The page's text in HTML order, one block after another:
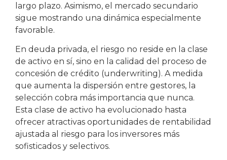
largo plazo. Asimismo, el mercado secundario
sigue mostrando una dinámica especialmente
favorable.
En deuda privada, el riesgo no reside en la clase
de activo en sí, sino en la calidad del proceso de
concesión de crédito (underwriting). A medida
que aumenta la dispersión entre gestores, la
selección cobra más importancia que nunca.
Esta clase de activo ha evolucionado hasta
ofrecer atractivas oportunidades de rentabilidad
ajustada al riesgo para los inversores más
sofisticados y selectivos.